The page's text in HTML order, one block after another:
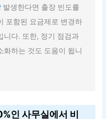
발생한다면 출장 빈도를
포함된 요금제로 변경하
니다. 또한, 정기 점검과
화하는 것도 도움이 됩니
인 사무실에서 비